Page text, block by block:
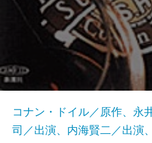
コナン・ドイル／原作、永
司／出演、内海賢二／出演